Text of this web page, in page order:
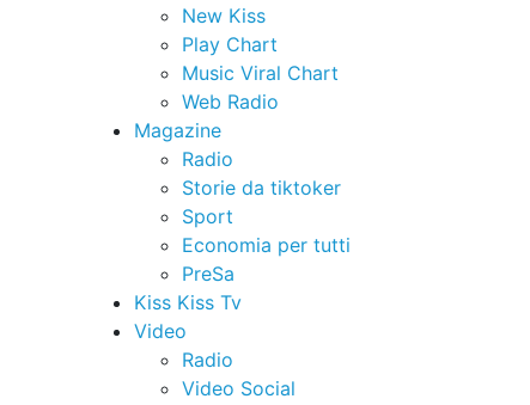
New Kiss
Play Chart
Music Viral Chart
Web Radio
Magazine
Radio
Storie da tiktoker
Sport
Economia per tutti
PreSa
Kiss Kiss Tv
Video
Radio
Video Social